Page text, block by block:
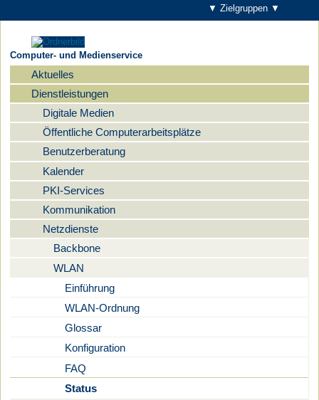
▼ Zielgruppen ▼
Computer- und Medienservice
Navigation
Aktuelles
Dienstleistungen
Digitale Medien
Öffentliche Computerarbeitsplätze
Benutzerberatung
Kalender
PKI-Services
Kommunikation
Netzdienste
Backbone
WLAN
Einführung
WLAN-Ordnung
Glossar
Konfiguration
FAQ
Status